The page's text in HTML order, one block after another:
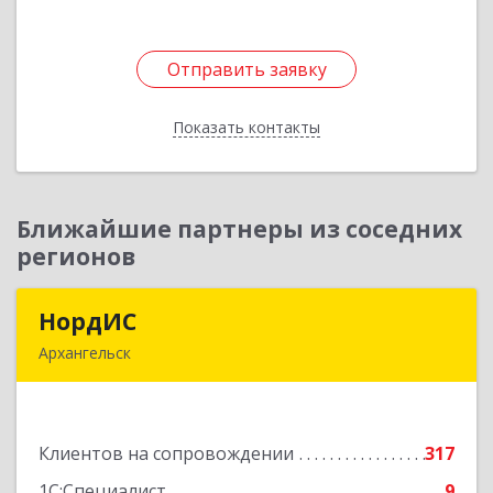
Отправить заявку
Показать контакты
Отправить заявку
Назад
Ближайшие партнеры из соседних
регионов
НордИС
Архангельск
Клиентов на сопровождении
317
Подробнее